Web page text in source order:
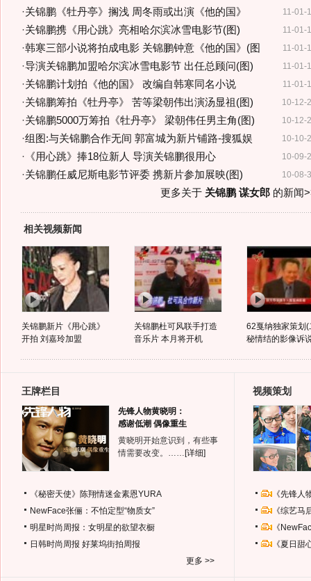
11-01-
·关锦鹏《牡丹亭》搁浅 周冬雨或出演《他的国》
11-01-
·关锦鹏携《用心跳》亮相哈尔滨冰雪电影节(图)
11-01-
·韩寒三部小说将拍成电影 关锦鹏钟意《他的国》(图
11-01-
·导演关锦鹏加盟哈尔滨冰雪电影节 出任总顾问(图)
11-01-
·关锦鹏计划拍《他的国》 改编自韩寒同名小说
10-12-
·关锦鹏筹拍《牡丹亭》 苦等梁朝伟出演汤显祖(图)
10-12-
·关锦鹏5000万筹拍《牡丹亭》 梁朝伟任男主角(图)
10-10-
·组图:与关锦鹏合作无间 郭富城为新片铺路-搜狐娱
10-09-
· 《用心跳》捧18位新人 导演关锦鹏很用心
10-08-
·关锦鹏任威尼斯电影节评委 携新片参加展映(图)
更多关于 关锦鹏 谋女郎的新闻
相关视频新闻
关锦鹏新片《用心跳》
开拍 刘嘉玲加盟
关锦鹏杜可风联手打造
音乐片 本月将开机
62戛纳独家策划(
秘情结的影像诉
王牌栏目
先锋人物黄晓明：
感谢低潮 偶像重生
黄晓明开始意识到，有些事
情需要改变。…… [详细]
《秘密天使》陈翔情迷金素恩YURA
NewFace张俪：不怕定型“物质女”
明星时尚周报：女明星的欲望衣橱
日韩时尚周报 好莱坞街拍周报
更多 >>
视频策划
《先锋
《综艺
《
《夏日